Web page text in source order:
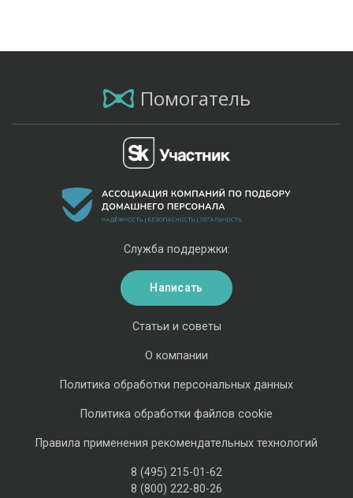
Помогатель
Статьи и советы
О компании
Политика обработки персональных данных
Политика обработки файлов cookie
Правила применения рекомендательных технологий
8 (495) 215-01-62
8 (800) 222-80-26
Служба поддержки:
Написать